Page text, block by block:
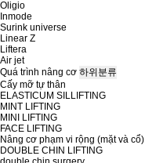
Oligio
Inmode
Surink universe
Linear Z
Liftera
Air jet
Quá trình nâng cơ 하위분류
Cấy mỡ tự thân
ELASTICUM SILLIFTING
MINT LIFTING
MINI LIFTING
FACE LIFTING
Nâng cơ phạm vi rộng (mặt và cổ)
DOUBLE CHIN LIFTING